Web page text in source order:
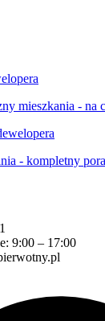
mieszkania - na
- kompletny
9:00 – 17:00